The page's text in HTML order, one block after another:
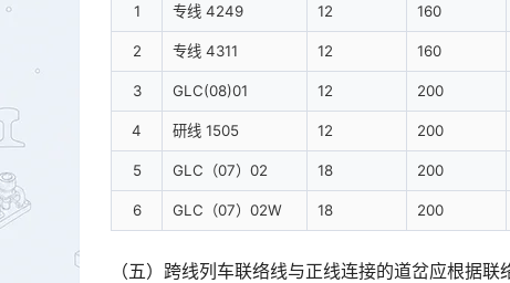
1 专线 4249 12 160
2 专线 4311 12 160
3 GLC(08)01 12 200
4 研线 1505 12 200
5 GLC（07）02 18 200
6 GLC（07）02W 18 200
（五）跨线列车联络线与正线连接的道岔应根据